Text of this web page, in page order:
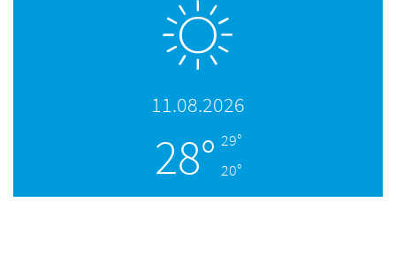
11.08.2026
28° 29°
20°